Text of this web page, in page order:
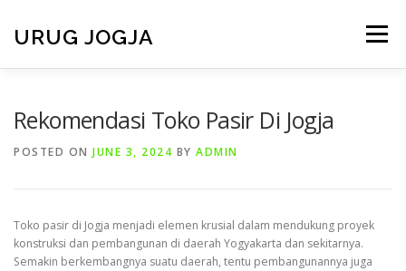
content
URUG JOGJA Menu
CONTACT
Rekomendasi Toko Pasir Di Jogja
POSTED ON JUNE 3, 2024 BY ADMIN
Toko pasir di Jogja menjadi elemen krusial dalam mendukung proyek
konstruksi dan pembangunan di daerah Yogyakarta dan sekitarnya.
Semakin berkembangnya suatu daerah, tentu pembangunannya juga